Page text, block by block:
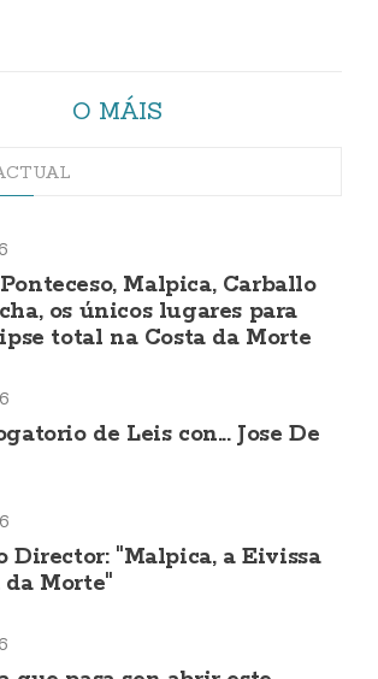
O MÁIS
Malpica, Carballo
os únicos lugares para
total na Costa da Morte
de Leis con... Jose De
Director: "Malpica, a Eivissa
da Morte"